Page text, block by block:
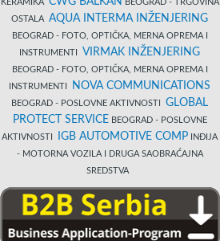
KERAMIKA
BEOGRAD - TRGOVINA
OSTALA AQUA INTERMA INŽENJERING
BEOGRAD - FOTO, OPTIČKA, MERNA OPREMA I
INSTRUMENTI VIRMAK INŽENJERING
BEOGRAD - FOTO, OPTIČKA, MERNA OPREMA I
INSTRUMENTI
NOVA COMMUNICATIONS
BEOGRAD - POSLOVNE AKTIVNOSTI GLOBAL
PROTECT SERVICE BEOGRAD - POSLOVNE
AKTIVNOSTI
IGB AUTOMOTIVE COMP INĐIJA
- MOTORNA VOZILA I DRUGA SAOBRAĆAJNA
SREDSTVA